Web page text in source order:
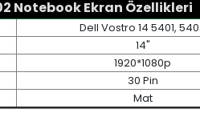
Notebook Ekran Özellikleri
Dell Vostro 14 5401,
14"
1920*1080p
30 Pin
Mat